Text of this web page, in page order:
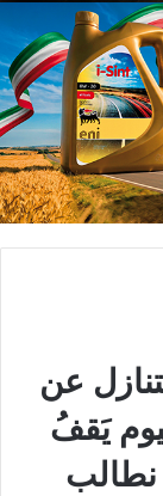
عن
يَقفُ